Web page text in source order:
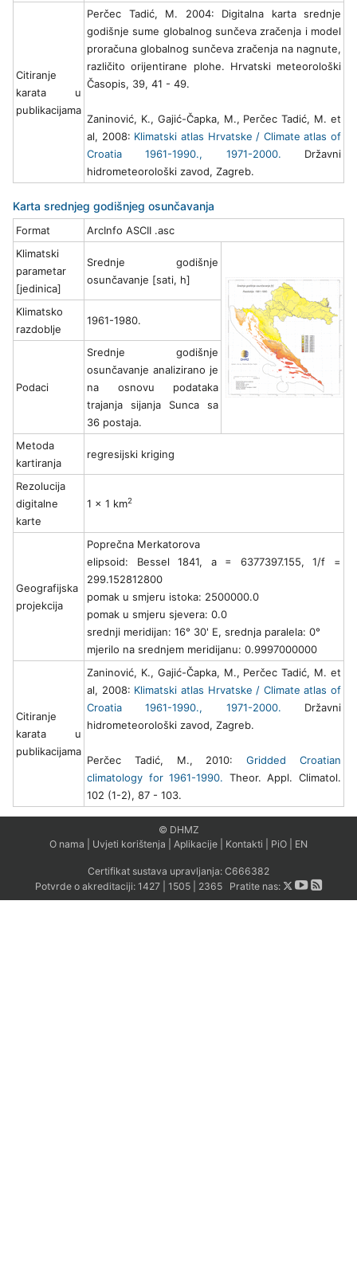
Citiranje
karata u
publikacijama
Perčec Tadić, M. 2004: Digitalna karta srednje
godišnje sume globalnog sunčeva zračenja i model
proračuna globalnog sunčeva zračenja na nagnute,
različito orijentirane plohe. Hrvatski meteorološki
Časopis, 39, 41 - 49.
Zaninović, K., Gajić-Čapka, M., Perčec Tadić, M. et
al, 2008: Klimatski atlas Hrvatske / Climate atlas of
Croatia 1961-1990., 1971-2000. Državni
hidrometeorološki zavod, Zagreb.
Karta srednjeg godišnjeg osunčavanja
Format
ArcInfo ASCII .asc
Klimatski
parametar
[jedinica]
Srednje godišnje
osunčavanje [sati, h]
Klimatsko
razdoblje
1961-1980.
Podaci
Srednje godišnje
osunčavanje analizirano je
na osnovu podataka
trajanja sijanja Sunca sa
36 postaja.
Metoda
kartiranja
regresijski kriging
Rezolucija
digitalne
karte
1 x 1 km2
Geografijska
projekcija
Poprečna Merkatorova
elipsoid: Bessel 1841, a = 6377397.155, 1/f =
299.152812800
pomak u smjeru istoka: 2500000.0
pomak u smjeru sjevera: 0.0
srednji meridijan: 16° 30' E, srednja paralela: 0°
mjerilo na srednjem meridijanu: 0.9997000000
Citiranje
karata u
publikacijama
Zaninović, K., Gajić-Čapka, M., Perčec Tadić, M. et
al, 2008: Klimatski atlas Hrvatske / Climate atlas of
Croatia 1961-1990., 1971-2000. Državni
hidrometeorološki zavod, Zagreb.
Perčec Tadić, M., 2010:Gridded Croatian
climatology for 1961-1990. Theor. Appl. Climatol.
102 (1-2), 87 - 103.
© DHMZ
O nama
Uvjeti korištenja Aplikacije Kontakti PiO EN
Certifikat sustava upravljanja: C666382
Potvrde o akreditaciji: 1427| 1505| 2365Pratite nas: